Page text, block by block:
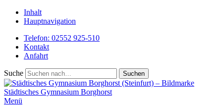
Inhalt
Hauptnavigation
Telefon: 02552 925-510
Kontakt
Anfahrt
Suche
Städtisches Gymnasium Borghorst
Menü